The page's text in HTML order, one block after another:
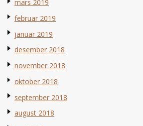
mars 2019
februar 2019
januar 2019
desember 2018
november 2018
oktober 2018
september 2018
august 2018